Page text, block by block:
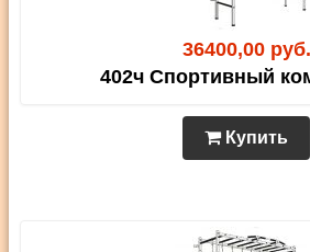
36400,00 руб.
402ч Спортивный
Купить